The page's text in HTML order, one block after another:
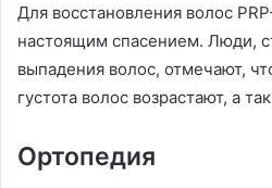
Для восстановления волос
настоящим спасением. Люди,
выпадения волос, отмечают,
густота волос возрастают, а
Ортопедия